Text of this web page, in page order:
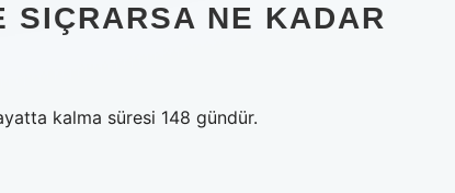
SIÇRARSA NE KADAR
kalma süresi 148 gündür.